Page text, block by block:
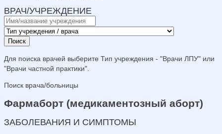
ВРАЧ/УЧРЕЖДЕНИЕ
Поиск
Для поиска врачей выберите Тип учреждения - "Врачи ЛПУ" или
"Врачи частной практики".
Поиск врача/больницы
Фармаборт (медикаментозный аборт)
ЗАБОЛЕВАНИЯ И СИМПТОМЫ